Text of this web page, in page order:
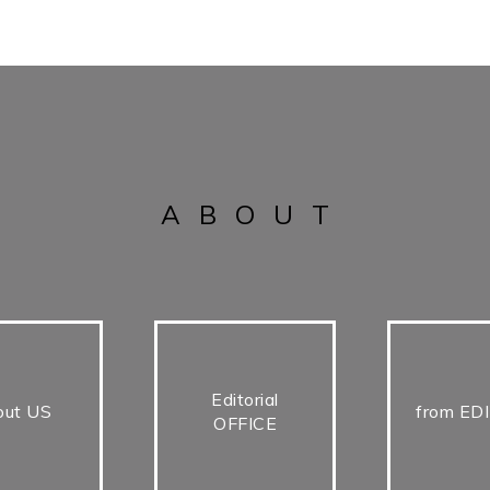
ABOUT
US
Editorial
OFFICE
from